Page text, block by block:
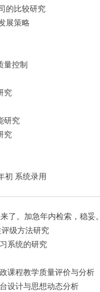
的比较研究
展策略
量控制
究
研究
究
初 系统录用
了。加急年内检索，稳妥。
级方法研究
系统的研究
课程教学质量评价与分析
设计与思想动态分析